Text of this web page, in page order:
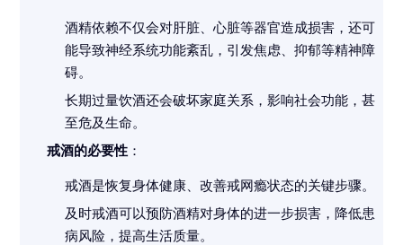
酒精依赖不仅会对肝脏、心脏等器官造成损害，还可
能导致神经系统功能紊乱，引发焦虑、抑郁等精神障
碍。
长期过量饮酒还会破坏家庭关系，影响社会功能，甚
至危及生命。
戒酒的必要性 ：
戒酒是恢复身体健康、改善戒网瘾状态的关键步骤。
及时戒酒可以预防酒精对身体的进一步损害，降低患
病风险，提高生活质量。